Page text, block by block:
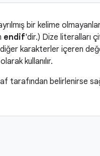
bir kelime
endif'dir.) Dize literalları
karakterler içeren
kullanılır.
tarafından belirlenirse